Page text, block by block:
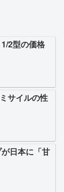
2型の価格
サイルの性
日本に「甘